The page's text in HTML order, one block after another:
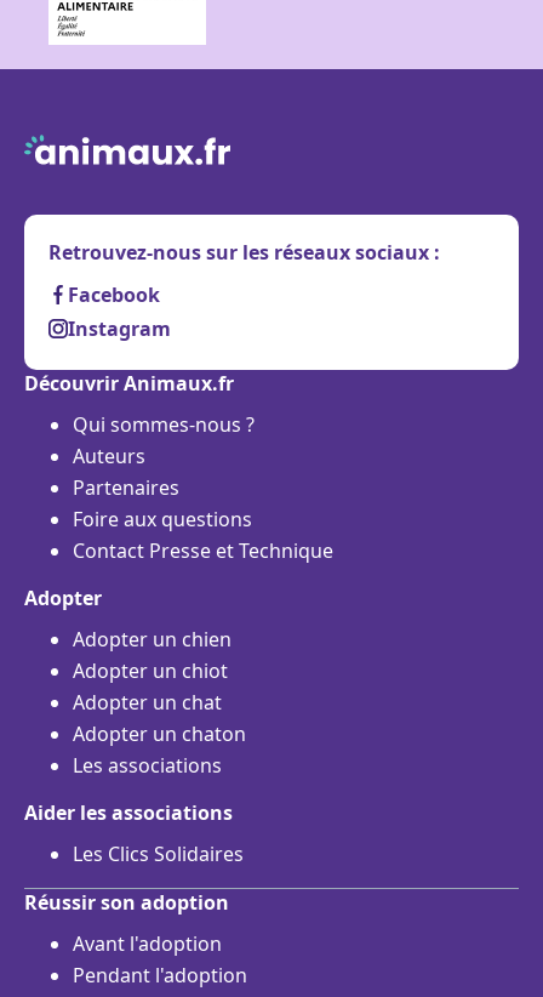
Retrouvez-nous sur les réseaux sociaux :
Facebook
Instagram
Découvrir Animaux.fr
Qui sommes-nous ?
Auteurs
Partenaires
Foire aux questions
Contact Presse et Technique
Adopter
Adopter un chien
Adopter un chiot
Adopter un chat
Adopter un chaton
Les associations
Aider les associations
Les Clics Solidaires
Réussir son adoption
Avant l'adoption
Pendant l'adoption